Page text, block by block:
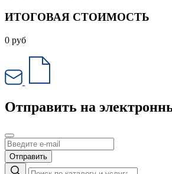
ИТОГОВАЯ СТОИМОСТЬ
0 руб
Отправить на
Отправить